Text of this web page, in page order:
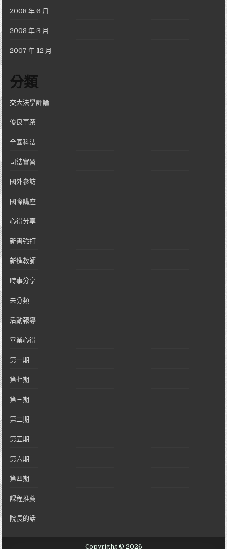
2008 年 6 月
2008 年 3 月
2007 年 12 月
分類
交大法學評論
優良事蹟
全國科法
司法實習
國外參訪
國際講座
心得分享
新書強打
新進教師
時事分享
未分類
活動報導
畢業心得
第一期
第七期
第三期
第二期
第五期
第六期
第四期
課程推薦
院長的話
Copyright © 2026